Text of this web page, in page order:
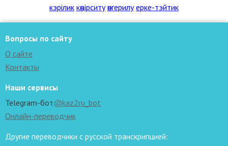
кэрілик көңірситу өнгерилу ерке-тэйтик
Вопросы по сайту
О сайте
Контакты
Наши сервисы
Telegram-бот@kaz2ru_bot
Онлайн-переводчик
Другие переводчики с русской транскрипцией: